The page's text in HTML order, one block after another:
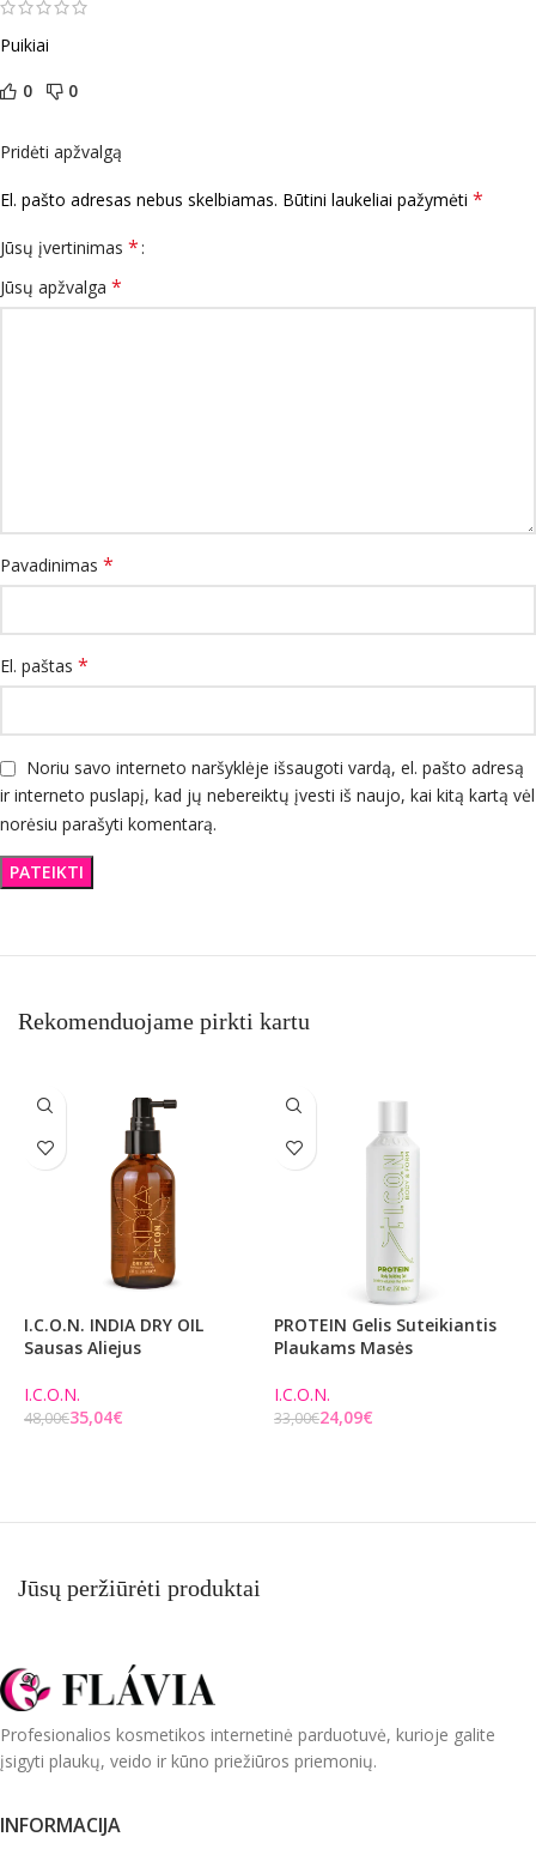
Puikiai
0 0
Pridėti apžvalgą
El. pašto adresas nebus skelbiamas. Būtini laukeliai pažymėti *
Jūsų įvertinimas *
Jūsų apžvalga *
Pavadinimas *
El. paštas *
Noriu savo interneto naršyklėje išsaugoti vardą, el. pašto adresą
ir interneto puslapį, kad jų nebereiktų įvesti iš naujo, kai kitą kartą vėl
norėsiu parašyti komentarą.
Rekomenduojame pirkti kartu
I.C.O.N. INDIA DRY OIL
Sausas Aliejus
I.C.O.N.
48,00€35,04€
PROTEIN Gelis Suteikiantis
Plaukams Masės
I.C.O.N.
33,00€24,09€
Jūsų peržiūrėti produktai
Profesionalios kosmetikos internetinė parduotuvė, kurioje galite
įsigyti plaukų, veido ir kūno priežiūros priemonių.
INFORMACIJA